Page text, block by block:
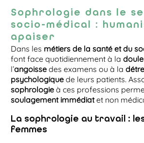
Sophrologie dans le
socio-médical :
apaiser
Dans les métiers de la santé et du
font face quotidiennement à la
l’angoissedes examens ou à la
psychologiquede leurs patients.
sophrologieà ces professions
soulagement immédiatet non
La sophrologie au travail :
femmes